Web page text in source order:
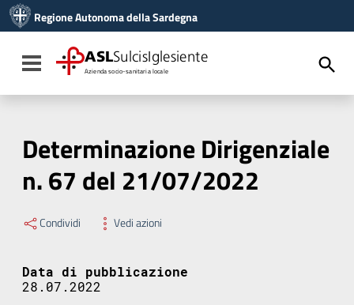
Vai al menu di navigazione
Vai al footer
Regione Autonoma della Sardegna
Toggle navigation
ASLSulcisIglesiente
Azienda socio-sanitaria locale
Determinazione Dirigenziale
n. 67 del 21/07/2022
Condividi Vedi azioni
Data di pubblicazione
28.07.2022